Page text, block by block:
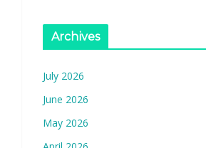
Archives
July 2026
June 2026
May 2026